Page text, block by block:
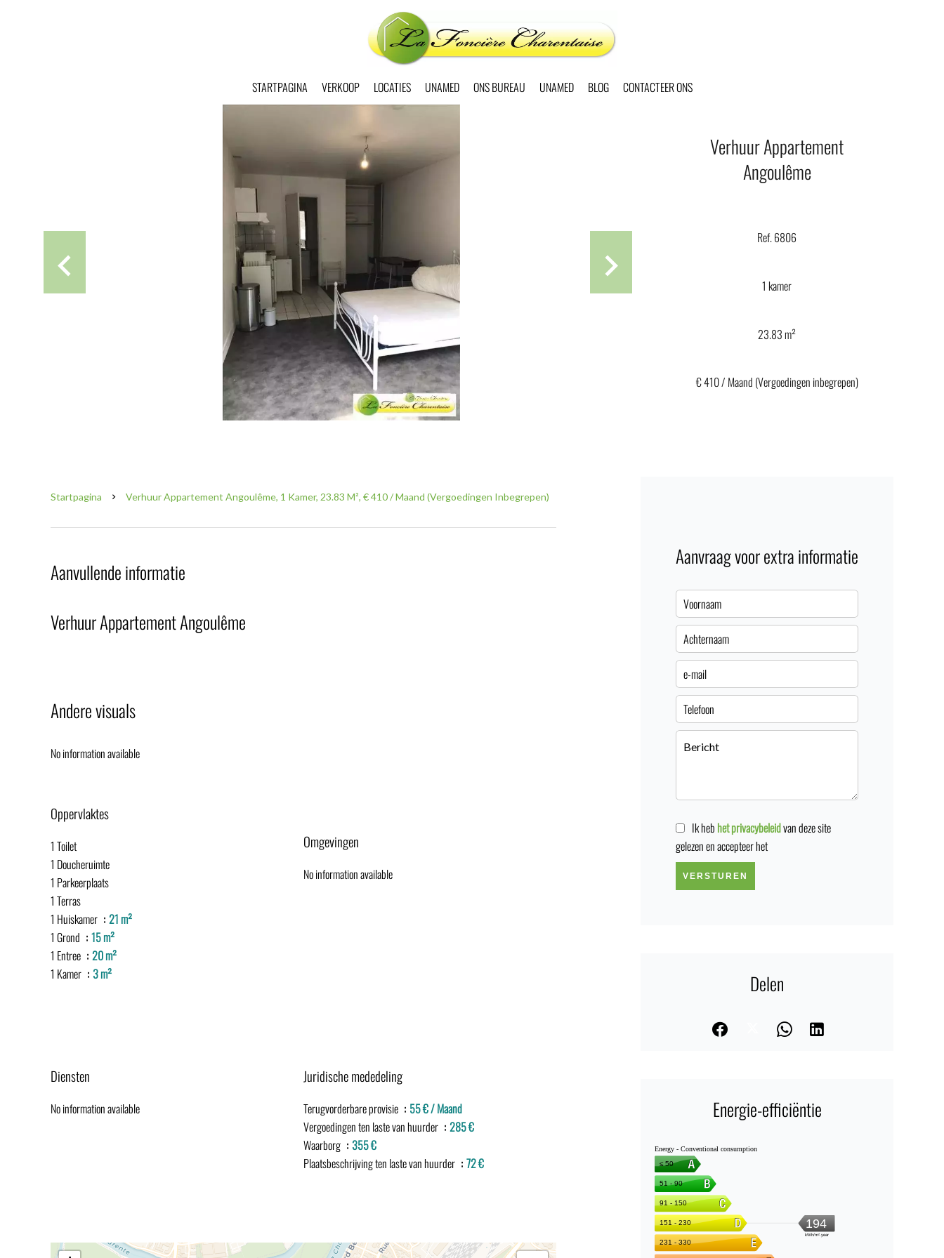
STARTPAGINA VERKOOP LOCATIES UNAMED ONS BUREAU UNAMED BLOG CONTACTEER ONS
Verhuur Appartement
Angoulême
Ref. 6806
1 kamer
23.83 m²
€ 410 / Maand (Vergoedingen inbegrepen)
Startpagina Verhuur Appartement Angoulême, 1 Kamer, 23.83 M², € 410 / Maand (Vergoedingen Inbegrepen)
Aanvullende informatie
Verhuur Appartement Angoulême
Andere visuals
No information available
Oppervlaktes
1 Toilet
1 Doucheruimte
1 Parkeerplaats
1 Terras
1 Huiskamer
21 m²
1 Grond
15 m²
1 Entree
20 m²
1 Kamer
3 m²
Omgevingen
No information available
Diensten
No information available
Juridische mededeling
Terugvorderbare provisie
55 € / Maand
Vergoedingen ten laste van huurder
285 €
Waarborg
355 €
Plaatsbeschrijving ten laste van huurder
72 €
Aanvraag voor extra informatie
Ik heb het privacybeleidvan deze site
gelezen en accepteer het
VERSTUREN
Delen
Energie-efficiëntie